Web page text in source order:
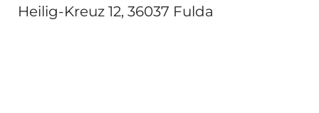
Heilig-Kreuz 12, 36037 Fulda